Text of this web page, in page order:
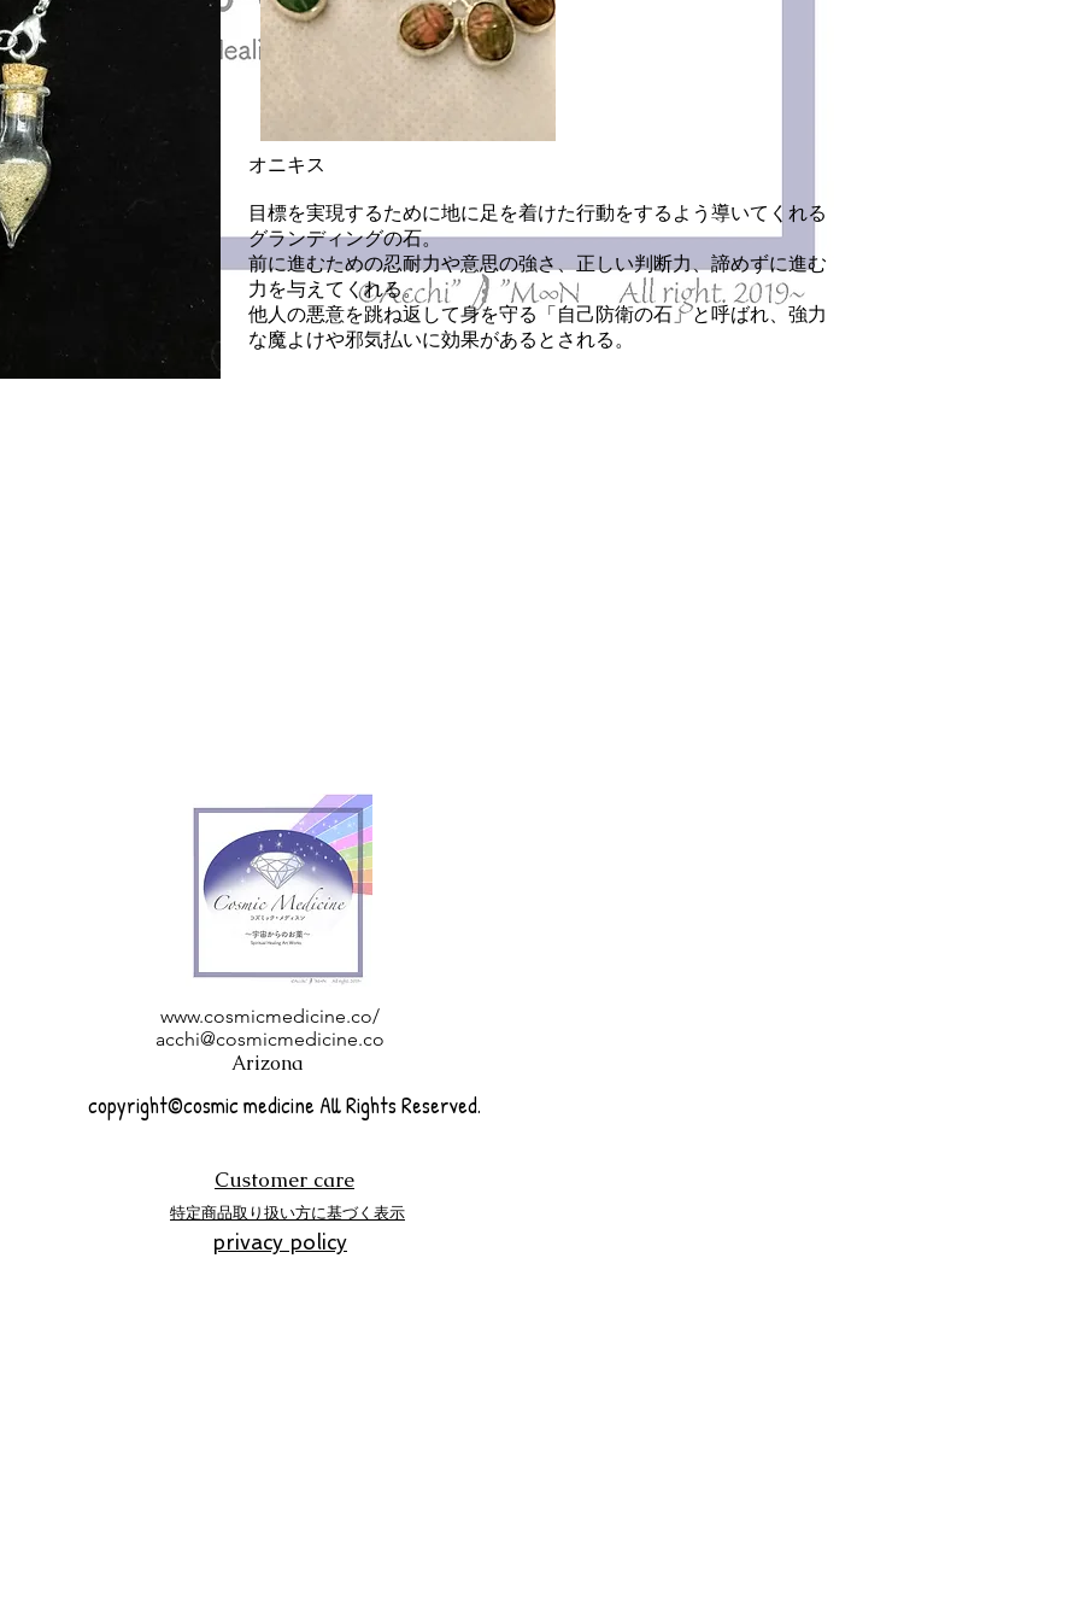
オニキス
目標を実現するために地に足を着けた行動をするよう導いてくれる
グランディングの石。
前に進むための忍耐力や意思の強さ、正しい判断力、諦めずに進む
力を与えてくれる。
他人の悪意を跳ね返して身を守る「自己防衛の石」と呼ばれ、強力
な魔よけや邪気払いに効果があるとされる。
www.cosmicmedicine.co/
acchi@cosmicmedicine.co
Arizona
copyright©cosmic medicine All Rights Reserved.
Customer care
特定商品取り扱い方に基づく表示
privacy policy